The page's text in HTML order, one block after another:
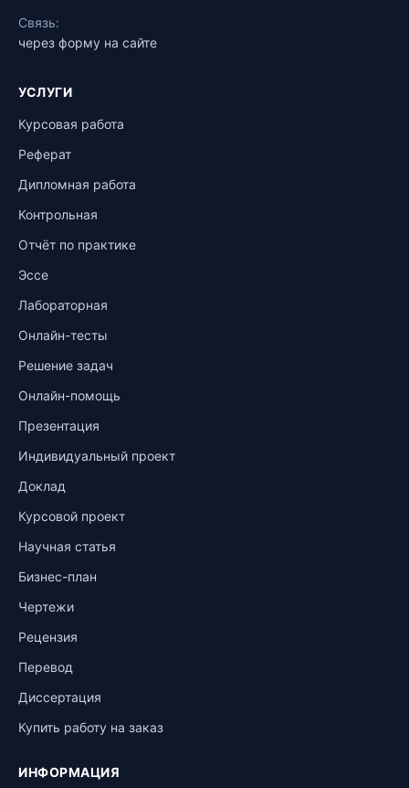
Связь:
через форму на сайте
УСЛУГИ
Курсовая работа
Реферат
Дипломная работа
Контрольная
Отчёт по практике
Эссе
Лабораторная
Онлайн-тесты
Решение задач
Онлайн-помощь
Презентация
Индивидуальный проект
Доклад
Курсовой проект
Научная статья
Бизнес-план
Чертежи
Рецензия
Перевод
Диссертация
Купить работу на заказ
ИНФОРМАЦИЯ